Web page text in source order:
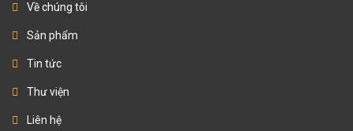
Về chúng tôi
Sản phẩm
Tin tức
Thư viện
Liên hệ